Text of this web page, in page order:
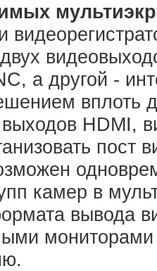
а другой -
вплоть
HDMI,
камер в
вывода
мониторами